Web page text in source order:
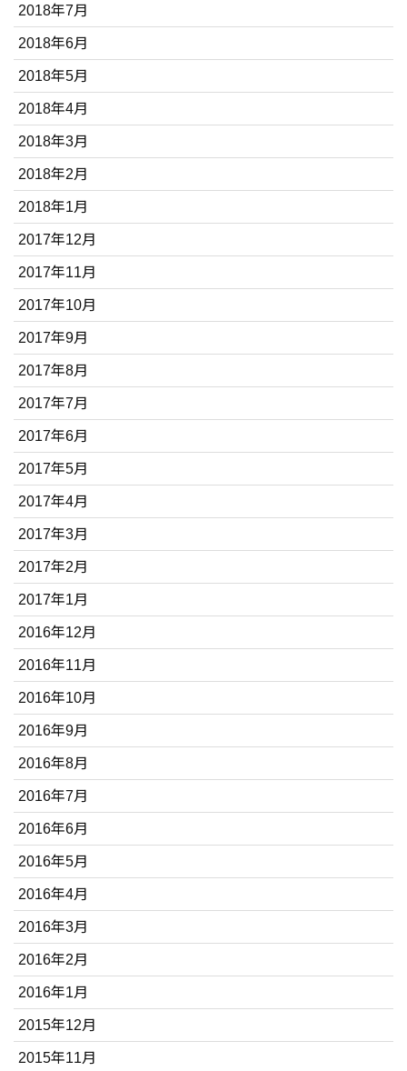
2018年7月
2018年6月
2018年5月
2018年4月
2018年3月
2018年2月
2018年1月
2017年12月
2017年11月
2017年10月
2017年9月
2017年8月
2017年7月
2017年6月
2017年5月
2017年4月
2017年3月
2017年2月
2017年1月
2016年12月
2016年11月
2016年10月
2016年9月
2016年8月
2016年7月
2016年6月
2016年5月
2016年4月
2016年3月
2016年2月
2016年1月
2015年12月
2015年11月